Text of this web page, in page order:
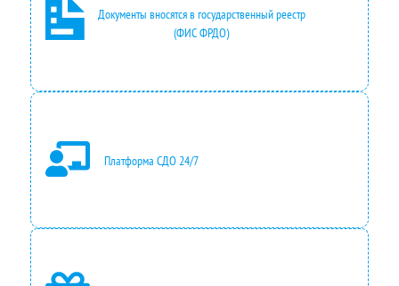
с
т
а
в
л
я
л
а
3
₽
Документы вносятся в государственный реестр
(ФИС ФРДО)
Платформа СДО 24/7